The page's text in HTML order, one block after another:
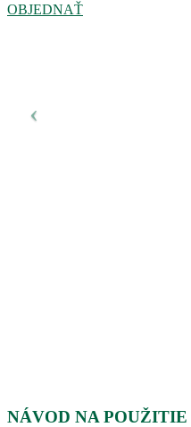
OBJEDNAŤ
NÁVOD NA POUŽITIE